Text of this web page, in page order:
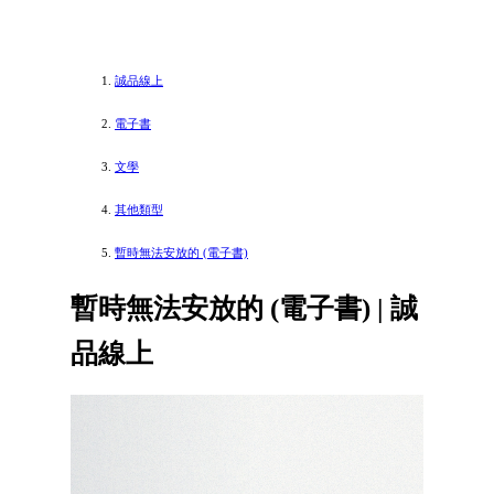
誠品線上
電子書
文學
其他類型
暫時無法安放的 (電子書)
暫時無法安放的 (電子書) | 誠
品線上